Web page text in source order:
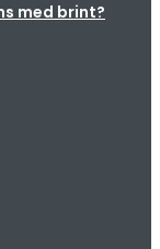
med brint?